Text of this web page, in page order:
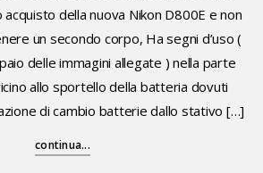
acquisto della nuova Nikon D800E e non
un secondo corpo, Ha segni d’uso (
delle immagini allegate ) nella parte
allo sportello della batteria dovuti
di cambio batterie dallo stativo […]
continua...